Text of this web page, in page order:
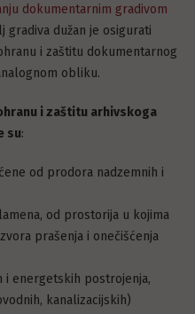
dokumentarnim gradivom
gradiva dužan je osigurati
i zaštitu dokumentarnog
obliku.
i zaštitu arhivskoga
su:
od prodora nadzemnih i
od prostorija u kojima
prašenja i onečišćenja
i energetskih postrojenja,
kanalizacijskih)